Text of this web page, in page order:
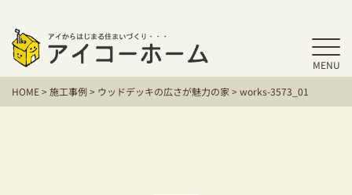
MENU
HOME
アイコーホームの家づくり
HOME>施工事例> ウッドデッキの広さが魅力の家 >works-3573_01